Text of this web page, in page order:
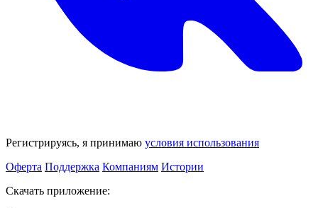
Регистрируясь, я принимаю условия использования
Оферта Поддержка Компаниям Истории
Скачать приложение: